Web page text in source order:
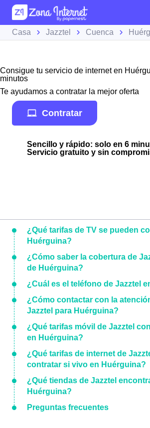
Casa Jazztel Cuenca
Consigue tu servicio de internet en
minutos
Te ayudamos a contratar la mejor oferta
Contratar
Sencillo y rápido: solo en 6
Servicio gratuito y sin
¿Qué tarifas de TV se pueden
Huérguina?
¿Cómo saber la cobertura de
de Huérguina?
¿Cuál es el teléfono de Jazztel
¿Cómo contactar con la
Jazztel para Huérguina?
¿Qué tarifas móvil de Jazztel
en Huérguina?
¿Qué tarifas de internet de
contratar si vivo en Huérguina?
¿Qué tiendas de Jazztel
Huérguina?
Preguntas frecuentes